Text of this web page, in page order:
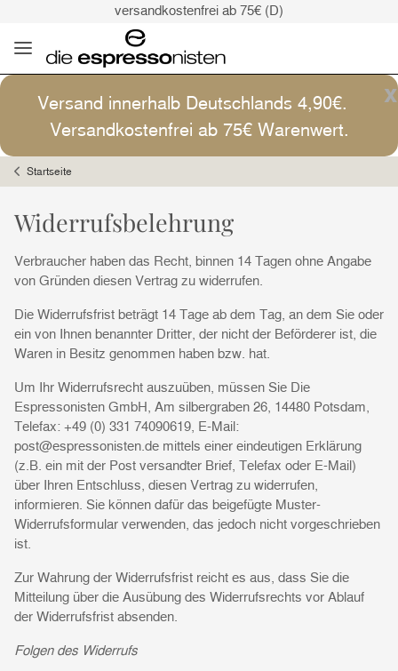
versandkostenfrei ab 75€ (D)
Versand: 4,90€ (D)
versandkostenfrei ab 75€ (D)
Kaffee ist Kunst
x
Versand innerhalb Deutschlands 4,90€.
Versandkostenfrei ab 75€ Warenwert.
Startseite
Widerrufsbelehrung
Verbraucher haben das Recht, binnen 14 Tagen ohne Angabe
von Gründen diesen Vertrag zu widerrufen.
Die Widerrufsfrist beträgt 14 Tage ab dem Tag, an dem Sie oder
ein von Ihnen benannter Dritter, der nicht der Beförderer ist, die
Waren in Besitz genommen haben bzw. hat.
Um Ihr Widerrufsrecht auszuüben, müssen Sie Die
Espressonisten GmbH, Am silbergraben 26, 14480 Potsdam,
Telefax: +49 (0) 331 74090619, E-Mail:
post@espressonisten.de mittels einer eindeutigen Erklärung
(z.B. ein mit der Post versandter Brief, Telefax oder E-Mail)
über Ihren Entschluss, diesen Vertrag zu widerrufen,
informieren. Sie können dafür das beigefügte Muster-
Widerrufsformular verwenden, das jedoch nicht vorgeschrieben
ist.
Zur Wahrung der Widerrufsfrist reicht es aus, dass Sie die
Mitteilung über die Ausübung des Widerrufsrechts vor Ablauf
der Widerrufsfrist absenden.
Folgen des Widerrufs